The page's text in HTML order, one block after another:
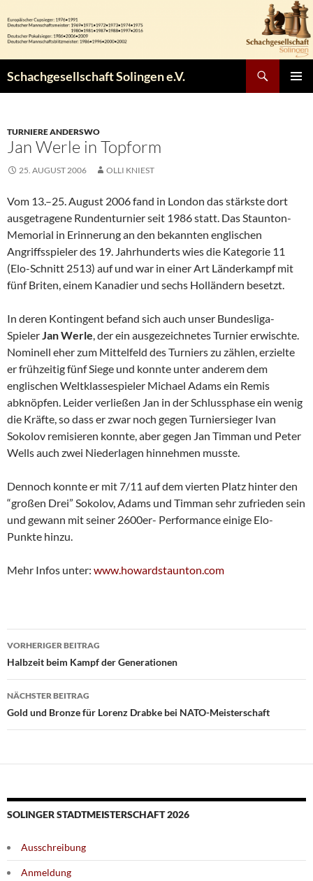
Inhalt
springen
Schachgesellschaft Solingen e.V.
TURNIERE ANDERSWO
Jan Werle in Topform
25. AUGUST 2006 OLLI KNIEST
Vom 13.–25. August 2006 fand in London das stärkste dort
ausgetragene Rundenturnier seit 1986 statt. Das Staunton-
Memorial in Erinnerung an den bekannten englischen
Angriffsspieler des 19. Jahrhunderts wies die Kategorie 11
(Elo-Schnitt 2513) auf und war in einer Art Länderkampf mit
fünf Briten, einem Kanadier und sechs Holländern besetzt.
In deren Kontingent befand sich auch unser Bundesliga-
SpielerJan Werle, der ein ausgezeichnetes Turnier erwischte.
Nominell eher zum Mittelfeld des Turniers zu zählen, erzielte
er frühzeitig fünf Siege und konnte unter anderem dem
englischen Weltklassespieler Michael Adams ein Remis
abknöpfen. Leider verließen Jan in der Schlussphase ein wenig
die Kräfte, so dass er zwar noch gegen Turniersieger Ivan
Sokolov remisieren konnte, aber gegen Jan Timman und Peter
Wells auch zwei Niederlagen hinnehmen musste.
Dennoch konnte er mit 7/11 auf dem vierten Platz hinter den
“großen Drei” Sokolov, Adams und Timman sehr zufrieden sein
und gewann mit seiner 2600er- Performance einige Elo-
Punkte hinzu.
Mehr Infos unter: www.howardstaunton.com
Beitragsnavigation
VORHERIGER BEITRAG
Halbzeit beim Kampf der Generationen
NÄCHSTER BEITRAG
Gold und Bronze für Lorenz Drabke bei NATO-Meisterschaft
SOLINGER STADTMEISTERSCHAFT 2026
Ausschreibung
Anmeldung